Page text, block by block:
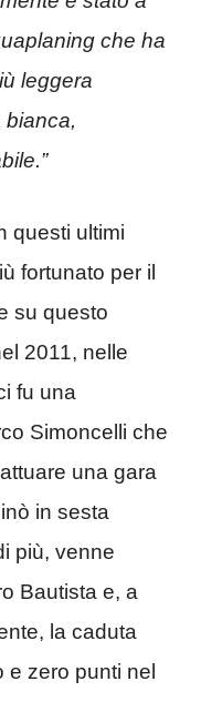
che ha
leggera
bianca,
questi ultimi
fortunato per il
su questo
2011, nelle
fu una
Simoncelli che
una gara
in sesta
più, venne
Bautista e, a
la caduta
e zero punti nel